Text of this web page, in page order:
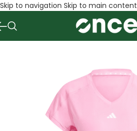
Skip to navigation Skip to main content